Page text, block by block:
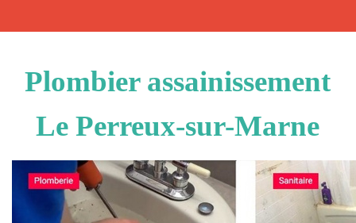
Plombier assainissement
Le Perreux-sur-Marne